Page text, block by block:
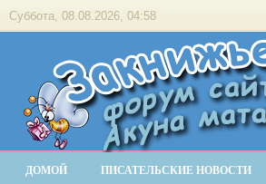
Суббота, 08.08.2026, 04:58
ДОМОЙ ПИСАТЕЛЬСКИЕ НОВОСТИ